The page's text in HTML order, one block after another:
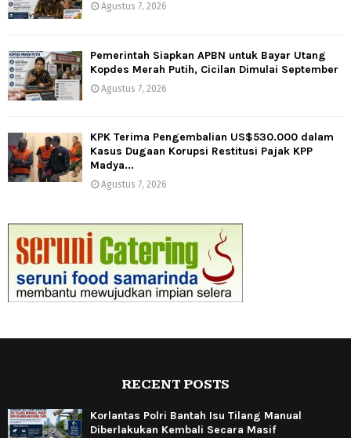
Agustus 7, 2026
Pemerintah Siapkan APBN untuk Bayar Utang
Kopdes Merah Putih, Cicilan Dimulai September
Agustus 7, 2026
KPK Terima Pengembalian US$530.000 dalam
Kasus Dugaan Korupsi Restitusi Pajak KPP
Madya...
Agustus 7, 2026
RECENT POSTS
Korlantas Polri Bantah Isu Tilang Manual
Diberlakukan Kembali Secara Masif